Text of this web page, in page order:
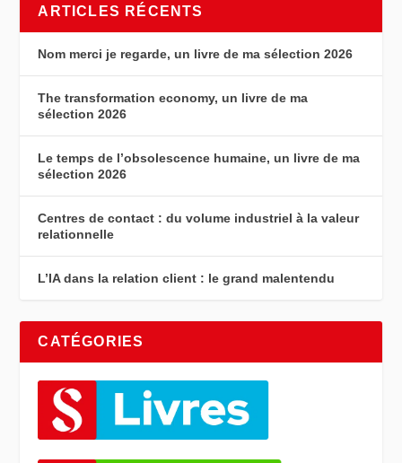
ARTICLES RÉCENTS
Nom merci je regarde, un livre de ma sélection 2026
The transformation economy, un livre de ma
sélection 2026
Le temps de l’obsolescence humaine, un livre de ma
sélection 2026
Centres de contact : du volume industriel à la valeur
relationnelle
L’IA dans la relation client : le grand malentendu
CATÉGORIES